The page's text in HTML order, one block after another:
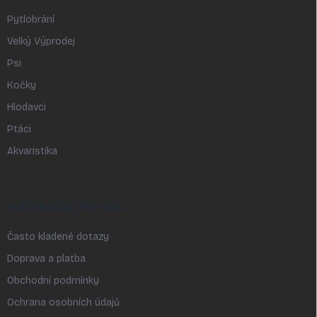
Pytlobrání
Velký Výprodej
Psi
Kočky
Hlodavci
Ptáci
Akvaristika
Často kladené dotazy
Doprava a platba
Obchodní podmínky
Ochrana osobních údajů